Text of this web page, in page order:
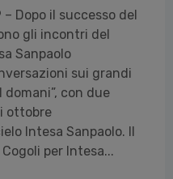
Dopo il successo del
gli incontri del
Sanpaolo
sui grandi
con due
ottobre
Intesa Sanpaolo. Il
per Intesa...